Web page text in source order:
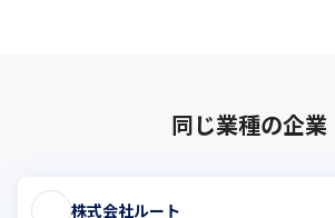
同じ業種の企業
株式会社ルート